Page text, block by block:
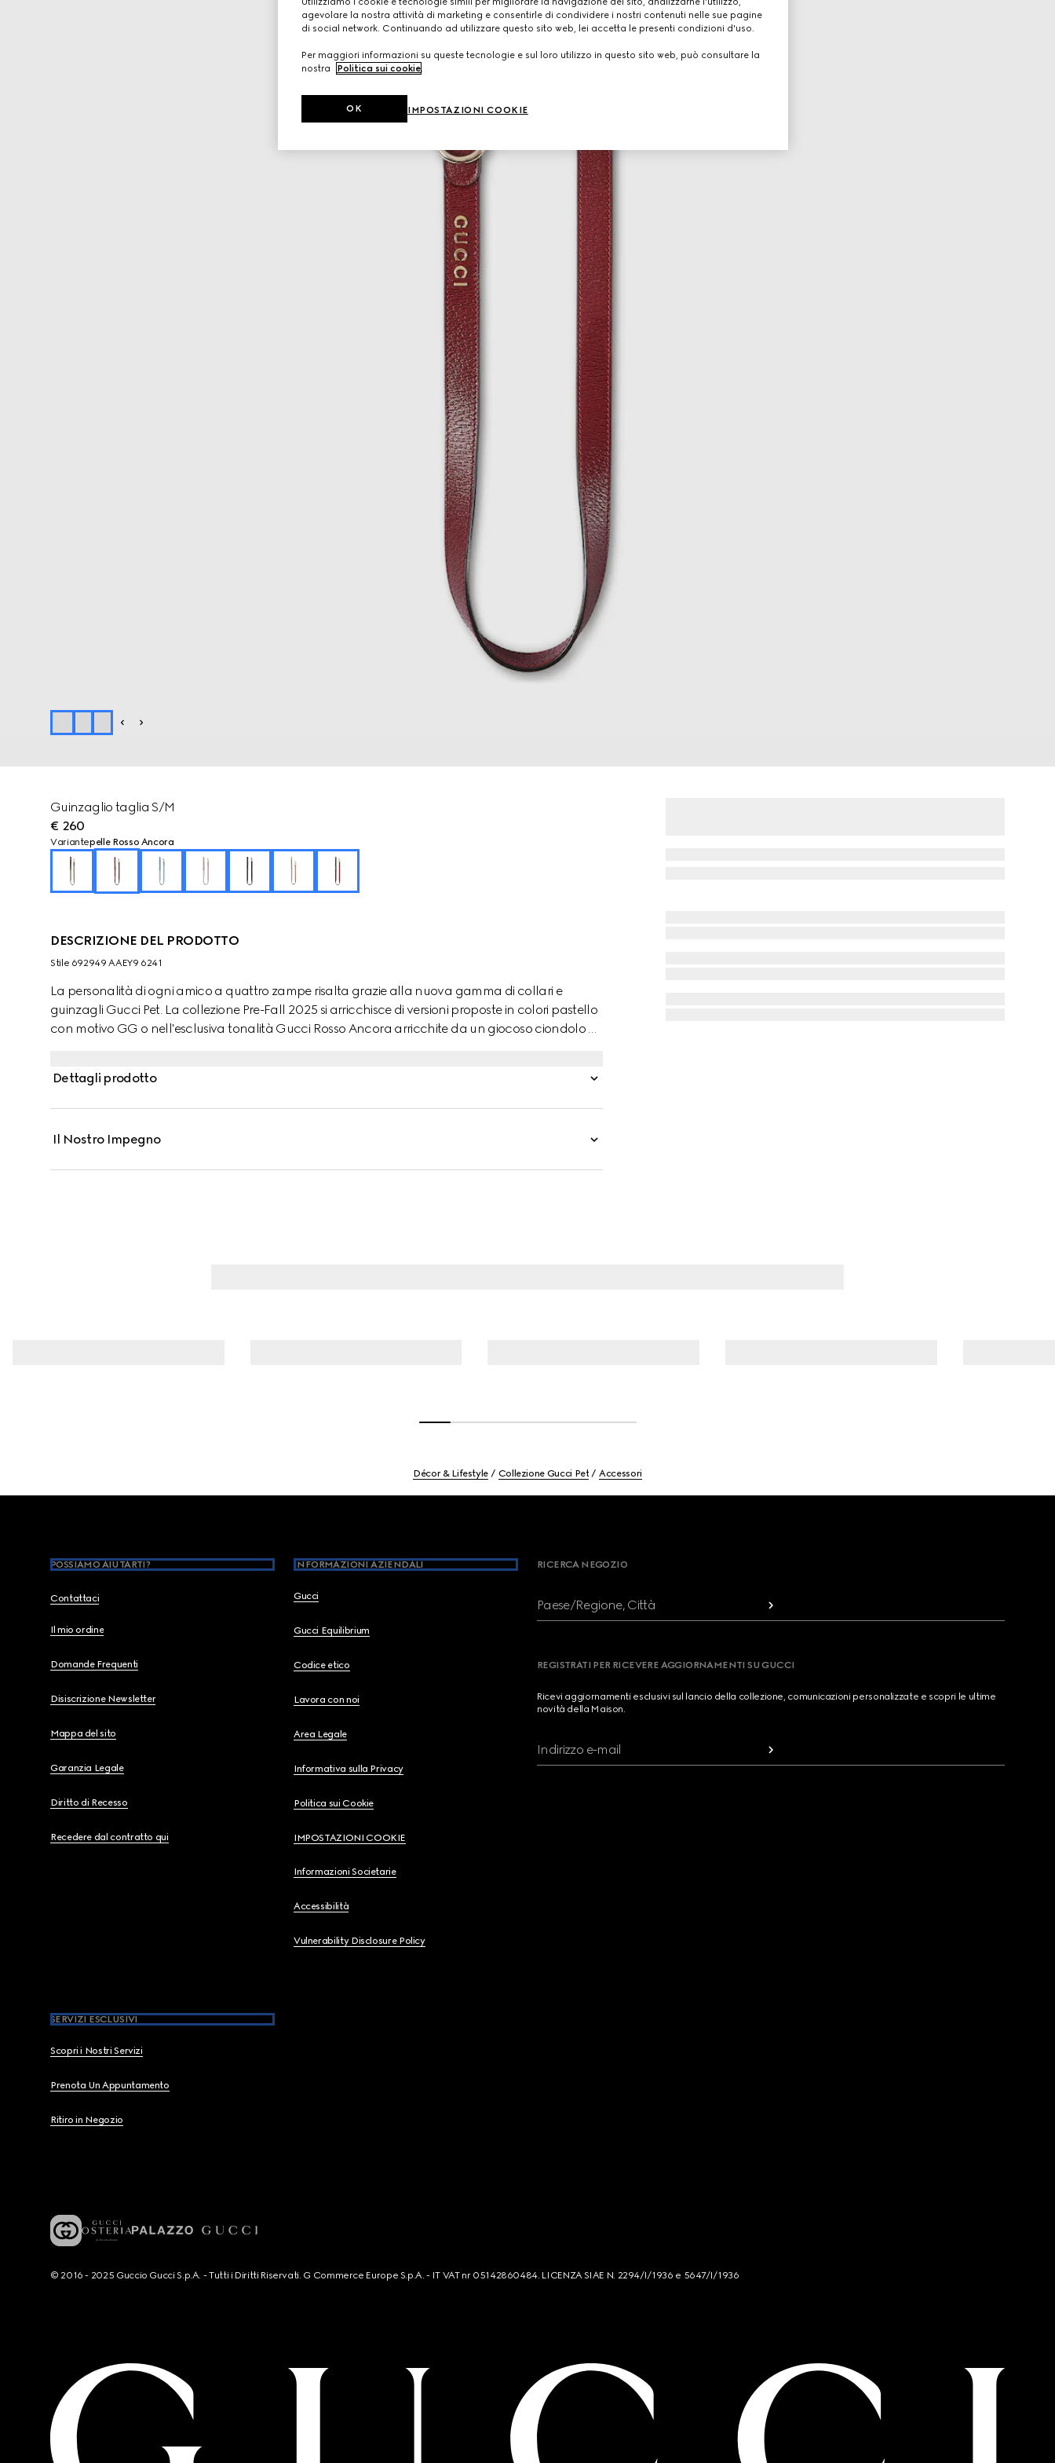
Guinzaglio taglia S/M
€ 260
Variantepelle Rosso Ancora
DESCRIZIONE DEL PRODOTTO
Stile ‎692949 AAEY9 6241
La personalità di ogni amico a quattro zampe risalta grazie alla nuova gamma di collari e
guinzagli Gucci Pet. La collezione Pre-Fall 2025 si arricchisce di versioni proposte in colori pastello
con motivo GG o nell'esclusiva tonalità Gucci Rosso Ancora arricchite da un giocoso ciondolo a
Dettagli prodotto
Il Nostro Impegno
Décor & Lifestyle Collezione Gucci Pet Accessori
POSSIAMO AIUTARTI?
Contattaci
Il mio ordine
Domande Frequenti
Disiscrizione Newsletter
Mappa del sito
Garanzia Legale
Diritto di Recesso
Recedere dal contratto qui
INFORMAZIONI AZIENDALI
Gucci
Gucci Equilibrium
Codice etico
Lavora con noi
Area Legale
Informativa sulla Privacy
Politica sui Cookie
IMPOSTAZIONI COOKIE
Informazioni Societarie
Accessibilità
Vulnerability Disclosure Policy
SERVIZI ESCLUSIVI
Scopri i Nostri Servizi
Prenota Un Appuntamento
Ritiro in Negozio
RICERCA NEGOZIO
Paese/Regione, Città
REGISTRATI PER RICEVERE AGGIORNAMENTI SU GUCCI
Ricevi aggiornamenti esclusivi sul lancio della collezione, comunicazioni personalizzate e scopri le ultime
novità della Maison.
Indirizzo e-mail
© 2016 - 2025 Guccio Gucci S.p.A. - Tutti i Diritti Riservati. G Commerce Europe S.p.A. - IT VAT nr 05142860484. LICENZA SIAE N. 2294/I/1936 e 5647/I/1936
agevolare la nostra attività di marketing e consentirle di condividere i nostri contenuti nelle sue pagine
di social network. Continuando ad utilizzare questo sito web, lei accetta le presenti condizioni d'uso.
Per maggiori informazioni su queste tecnologie e sul loro utilizzo in questo sito web, può consultare la
nostra
Politica sui cookie.
IMPOSTAZIONI COOKIE
OK